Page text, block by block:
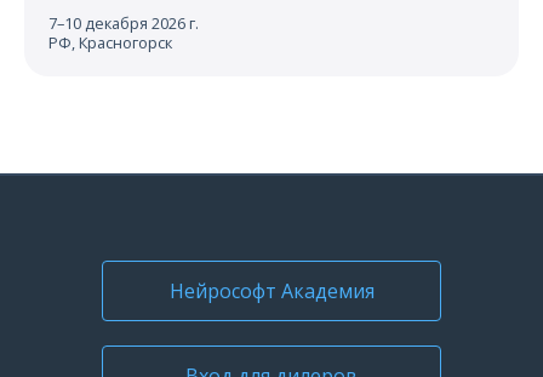
7–10 декабря 2026 г.
РФ, Красногорск
Нейрософт Академия